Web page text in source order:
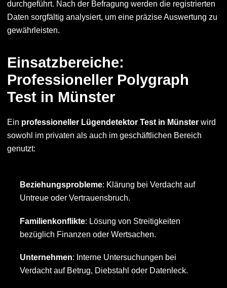
durchgeführt. Nach der Befragung werden die registrierten
Daten sorgfältig analysiert, um eine präzise Auswertung zu
gewährleisten.
Einsatzbereiche:
Professioneller Polygraph
Test in Münster
Ein professioneller Lügendetektor Test in Münsterwird
sowohl im privaten als auch im geschäftlichen Bereich
genutzt:
Beziehungsprobleme: Klärung bei Verdacht auf
Untreue oder Vertrauensbruch.
Familienkonflikte: Lösung von Streitigkeiten
bezüglich Finanzen oder Wertsachen.
Unternehmen: Interne Untersuchungen bei
Verdacht auf Betrug, Diebstahl oder Datenleck.